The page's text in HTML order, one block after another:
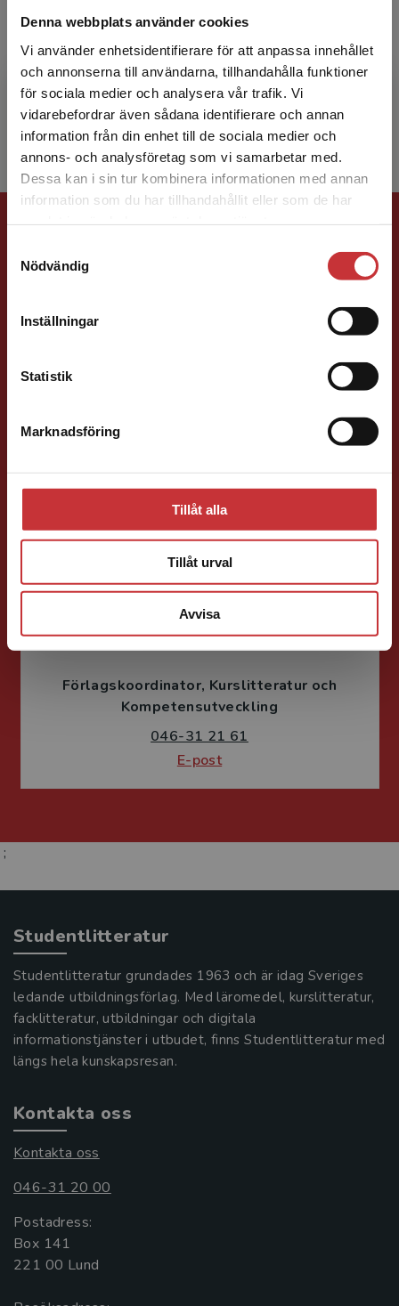
Denna webbplats använder cookies
Vi använder enhetsidentifierare för att anpassa innehållet
och annonserna till användarna, tillhandahålla funktioner
för sociala medier och analysera vår trafik. Vi
vidarebefordrar även sådana identifierare och annan
information från din enhet till de sociala medier och
annons- och analysföretag som vi samarbetar med.
Dessa kan i sin tur kombinera informationen med annan
information som du har tillhandahållit eller som de har
Nödvändig
Inställningar
Statistik
Marknadsföring
Tillåt alla
Tillåt urval
Avvisa
Begränsad fraktregion
Det verkar som att du besöker
studentlitteratur.se via en enhet utanför Sverige.
Vi erbjuder inte leveranser utanför Sverige. För
att kunna slutföra ett köp måste
Andreas Claesson är ambulanssjuksköterska
och docent i akutsjukvård. Han har länge varit
engagerad inom vattensäkerhet, som
simlärare, havslivrädda...
Förlagskontakt
E-post
Susanne Borg-Törn
Förlagskoordinator Kurslitteratur och
Kompetensutveckling
046-31 21 61
E-post
;
Studentlitteratur
Studentlitteratur grundades 1963 och är idag Sveriges
ledande utbildningsförlag. Med läromedel, kurslitteratur,
facklitteratur, utbildningar och digitala
informationstjänster i utbudet, finns Studentlitteratur med
längs hela kunskapsresan.
Kontakta oss
Kontakta oss
046-31 20 00
Postadress:
Box 141
221 00 Lund